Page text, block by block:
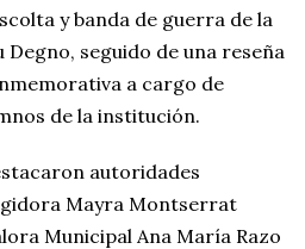
y banda de guerra de la
Degno, seguido de una reseña
a cargo de
de la institución.
autoridades
Mayra Montserrat
Municipal Ana María Razo